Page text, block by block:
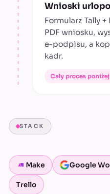
Wnioski
Formularz Tally
PDF wniosku,
e-podpisu, a
kadr.
Cały proces
STACK
Make Google
Trello